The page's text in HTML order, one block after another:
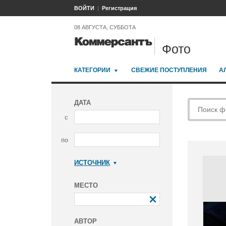
ВОЙТИ Регистрация
08 АВГУСТА, СУББОТА
Фото
КАТЕГОРИИ СВЕЖИЕ ПОСТУПЛЕНИЯ
ДАТА
с
по
ИСТОЧНИК
МЕСТО
АВТОР